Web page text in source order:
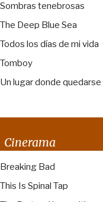
Sombras tenebrosas
The Deep Blue Sea
Todos los días de mi vida
Tomboy
Un lugar donde quedarse
Cinerama
Breaking Bad
This Is Spinal Tap